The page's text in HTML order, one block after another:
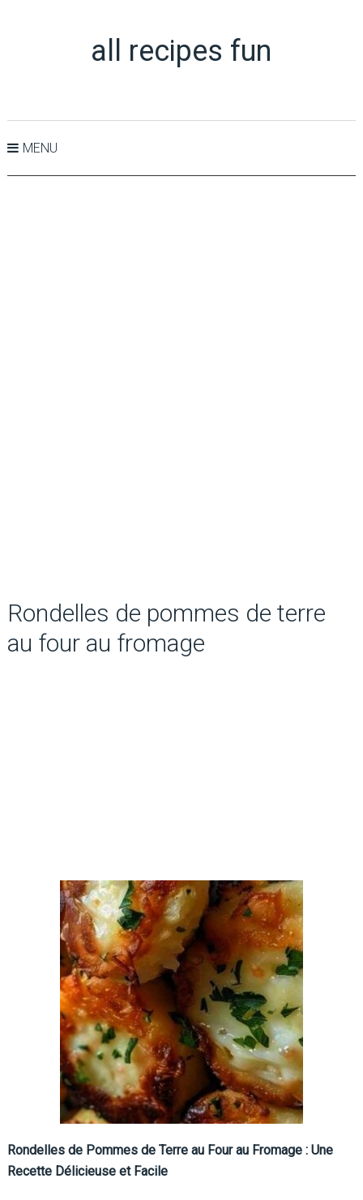
all recipes fun
MENU
Rondelles de pommes de terre
au four au fromage
Rondelles de Pommes de Terre au Four au Fromage : Une
Recette Délicieuse et Facile